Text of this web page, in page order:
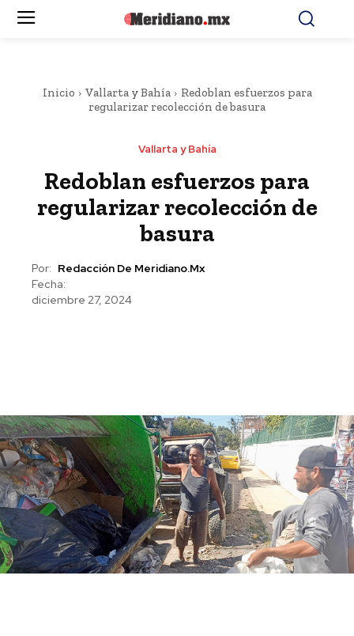
Inicio Vallarta y Bahía
Redoblan esfuerzos para
regularizar recolección de basura
Vallarta y Bahía
Redoblan esfuerzos para
regularizar recolección de
basura
Por: Redacción De Meridiano.mx
Fecha:
diciembre 27, 2024